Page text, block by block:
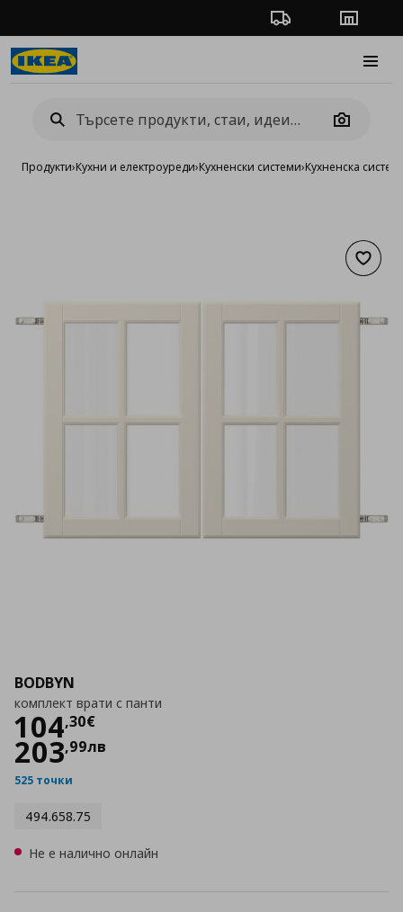
Проследяване на
Camera
Продукти›Кухни и електроуреди›Кухненски системи›Кухненска
BODBYN
комплект врати с панти
104,30€
Цена
203,99лв
525 точки
494.658.75
Не е налично онлайн